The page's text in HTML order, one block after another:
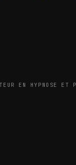
EN HYPNOSE ET